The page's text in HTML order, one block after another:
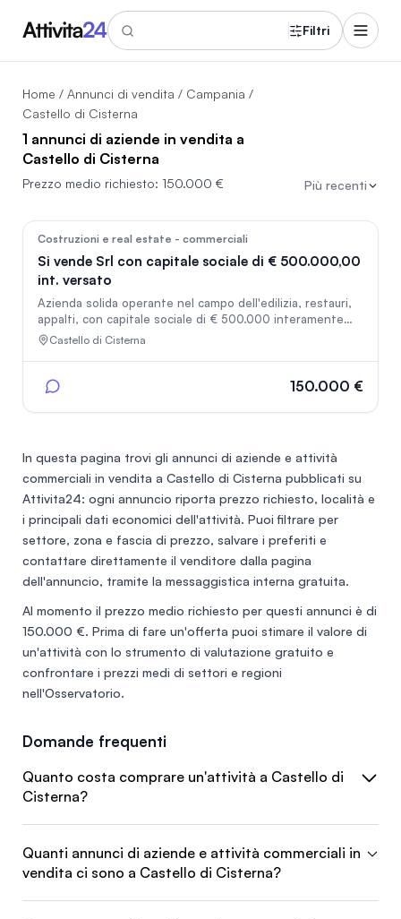
Filtri
Home / Annunci di vendita / Campania /
Castello di Cisterna
1 annunci di aziende in vendita a
Castello di Cisterna
Prezzo medio richiesto: 150.000 € Più recenti
Costruzioni e real estate - commerciali
Si vende Srl con capitale sociale di € 500.000,00
int. versato
Azienda solida operante nel campo dell'edilizia, restauri,
appalti, con capitale sociale di € 500.000 interamente
versato.
Castello di Cisterna
150.000 €
In questa pagina trovi gli annunci di aziende e attività
commerciali in vendita a Castello di Cisterna pubblicati su
Attivita24: ogni annuncio riporta prezzo richiesto, località e
i principali dati economici dell'attività. Puoi filtrare per
settore, zona e fascia di prezzo, salvare i preferiti e
contattare direttamente il venditore dalla pagina
dell'annuncio, tramite la messaggistica interna gratuita.
Al momento il prezzo medio richiesto per questi annunci è di
150.000 €. Prima di fare un'offerta puoi stimare il valore di
un'attività con lo strumento di valutazione gratuito e
confrontare i prezzi medi di settori e regioni
nell'Osservatorio.
Domande frequenti
Quanto costa comprare un'attività a Castello di
Cisterna?
Quanti annunci di aziende e attività commerciali in
vendita ci sono a Castello di Cisterna?